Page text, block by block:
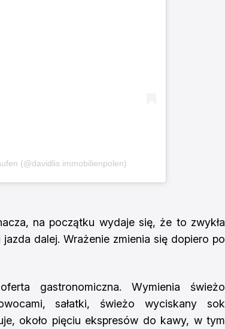
(@davidlis.immobilienpolen)
na początku wydaje się, że to zwykła
dalej. Wrażenie zmienia się dopiero po
gastronomiczna. Wymienia świeżo
sałatki, świeżo wyciskany sok
około pięciu ekspresów do kawy, w tym